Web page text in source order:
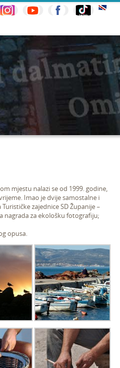
mjestu nalazi se od 1999. godine,
Imao je dvije samostalne i
zajednice SD Županije –
nagrada za ekološku fotografiju;
opusa.